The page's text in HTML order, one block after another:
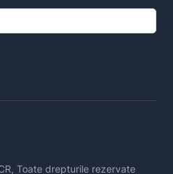
Toate drepturile rezervate